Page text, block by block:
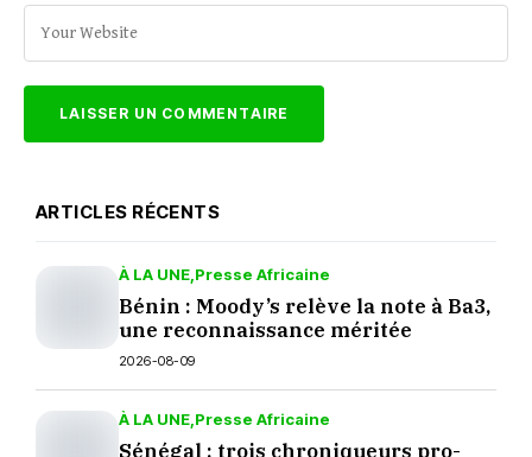
ARTICLES RÉCENTS
À LA UNE Presse Africaine
Bénin : Moody’s relève la note à Ba3,
une reconnaissance méritée
2026-08-09
À LA UNE Presse Africaine
Sénégal : trois chroniqueurs pro-